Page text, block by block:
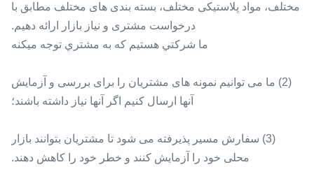
مختلف، مواد پلاستیکی مختلف، بسته بندی های مختلف مطابق با
درخواست مشتری و نیاز بازار ارائه دهیم.
ما شرکتي هستيم که به مشتري توجه ميکنه
(2) ما می توانیم نمونه های مشتریان را برای بررسی و آزمایش
آنها ارسال کنیم اگر آنها نیاز داشته باشند؛
(3) سفارش مسیر پذیرفته می شود تا مشتریان بتوانند بازار
محلی خود را آزمایش کنند و خطر خود را کاهش دهند.